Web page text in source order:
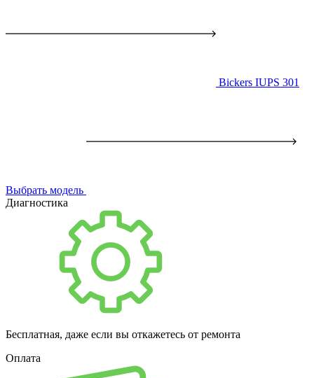
Bickers IUPS 301
Выбрать модель
Диагностика
Бесплатная, даже если вы откажетесь от ремонта
Оплата